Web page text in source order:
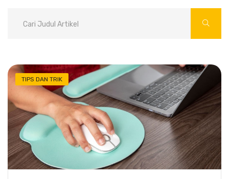
TIPS DAN TRIK